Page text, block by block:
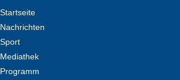
Startseite
Nachrichten
Sport
Mediathek
Programm